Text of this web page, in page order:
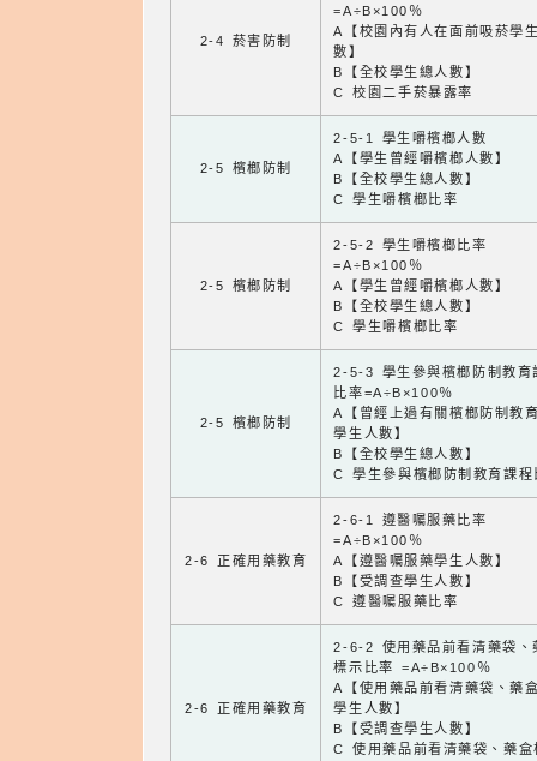
2-4 菸害防制
=A÷B×100％
A【校園內有人在面前吸菸學
數】
B【全校學生總人數】
C 校園二手菸暴露率
2-5 檳榔防制
2-5-1 學生嚼檳榔人數
A【學生曾經嚼檳榔人數】
B【全校學生總人數】
C 學生嚼檳榔比率
2-5 檳榔防制
2-5-2 學生嚼檳榔比率
=A÷B×100％
A【學生曾經嚼檳榔人數】
B【全校學生總人數】
C 學生嚼檳榔比率
2-5 檳榔防制
2-5-3 學生參與檳榔防制教育
比率=A÷B×100％
A【曾經上過有關檳榔防制教
學生人數】
B【全校學生總人數】
C 學生參與檳榔防制教育課程
2-6 正確用藥教育
2-6-1 遵醫囑服藥比率
=A÷B×100％
A【遵醫囑服藥學生人數】
B【受調查學生人數】
C 遵醫囑服藥比率
2-6 正確用藥教育
2-6-2 使用藥品前看清藥袋、
標示比率 =A÷B×100％
A【使用藥品前看清藥袋、藥
學生人數】
B【受調查學生人數】
C 使用藥品前看清藥袋、藥盒